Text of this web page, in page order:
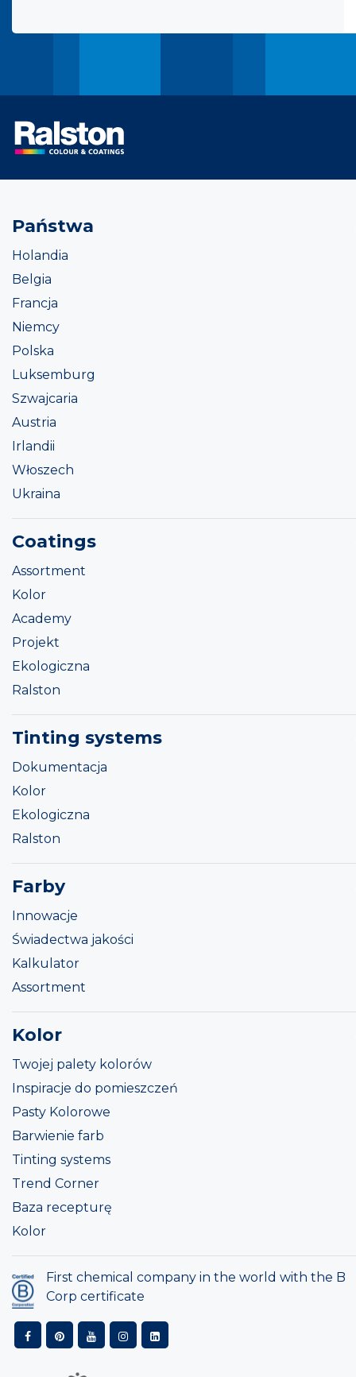
Państwa
Holandia
Belgia
Francja
Niemcy
Polska
Luksemburg
Szwajcaria
Austria
Irlandii
Włoszech
Ukraina
Coatings
Assortment
Kolor
Academy
Projekt
Ekologiczna
Ralston
Tinting systems
Dokumentacja
Kolor
Ekologiczna
Ralston
Farby
Innowacje
Świadectwa jakości
Kalkulator
Assortment
Kolor
Twojej palety kolorów
Inspiracje do pomieszczeń
Pasty Kolorowe
Barwienie farb
Tinting systems
Trend Corner
Baza recepturę
Kolor
First chemical company in the world with the B
Corp certificate